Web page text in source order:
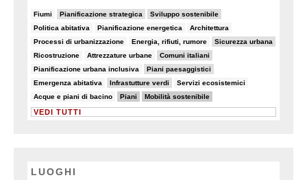
Fiumi
8/82 Pianificazione strategica
11/82 Sviluppo sostenibile
19/82
Politica abitativa
8/82 Pianificazione energetica
5/82 Architettura
7/82
Processi di urbanizzazione
8/82 Energia, rifiuti, rumore
6/82 Sicurezza urbana
10/82
Ricostruzione
6/82 Attrezzature urbane
5/82 Comuni italiani
18/82
Pianificazione urbana inclusiva
5/82 Piani paesaggistici
10/82
Emergenza abitativa
7/82 Infrastutture verdi
10/82 Servizi ecosistemici
6/82
Acque e piani di bacino
5/82 Piani
28/82 Mobilità sostenibile
25/82
VEDI TUTTI
LUOGHI